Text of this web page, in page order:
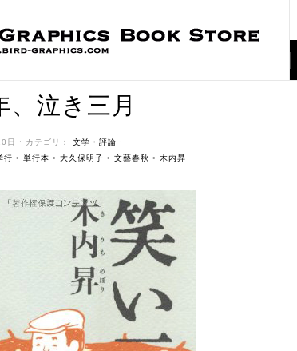
、泣き三月
日 ˑ カテゴリ： 文学・評論 ˑ
行 • 単行本 • 大久保明子 • 文藝春秋 • 木内昇